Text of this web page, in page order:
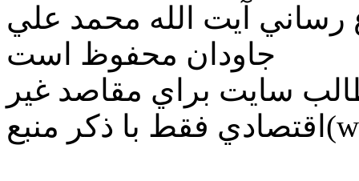
رساني آیت الله محمد علي
جاودان محفوظ است
سايت براي مقاصد غير